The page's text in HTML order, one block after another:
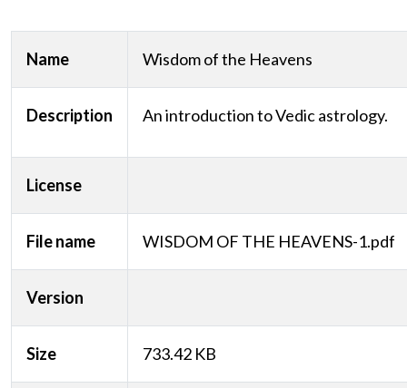
Name Wisdom of the Heavens
Description An introduction to Vedic astrology.
License
File name WISDOM OF THE HEAVENS-1.pdf
Version
Size 733.42 KB